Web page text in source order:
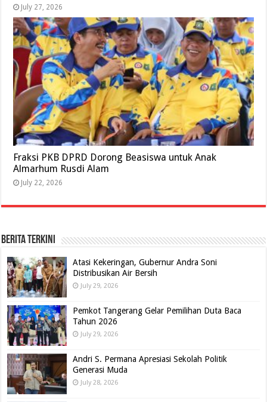
July 27, 2026
Fraksi PKB DPRD Dorong Beasiswa untuk Anak
Almarhum Rusdi Alam
July 22, 2026
BERITA TERKINI
Atasi Kekeringan, Gubernur Andra Soni
Distribusikan Air Bersih
July 29, 2026
Pemkot Tangerang Gelar Pemilihan Duta Baca
Tahun 2026
July 29, 2026
Andri S. Permana Apresiasi Sekolah Politik
Generasi Muda
July 28, 2026